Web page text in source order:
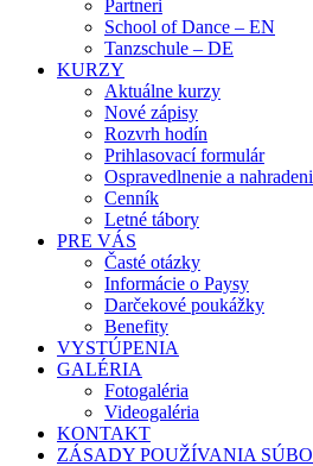
Partneri
School of Dance – EN
Tanzschule – DE
KURZY
Aktuálne kurzy
Nové zápisy
Rozvrh hodín
Prihlasovací formulár
Ospravedlnenie a
Cenník
Letné tábory
PRE VÁS
Časté otázky
Informácie o Paysy
Darčekové poukážky
Benefity
VYSTÚPENIA
GALÉRIA
Fotogaléria
Videogaléria
KONTAKT
ZÁSADY POUŽÍVANIA